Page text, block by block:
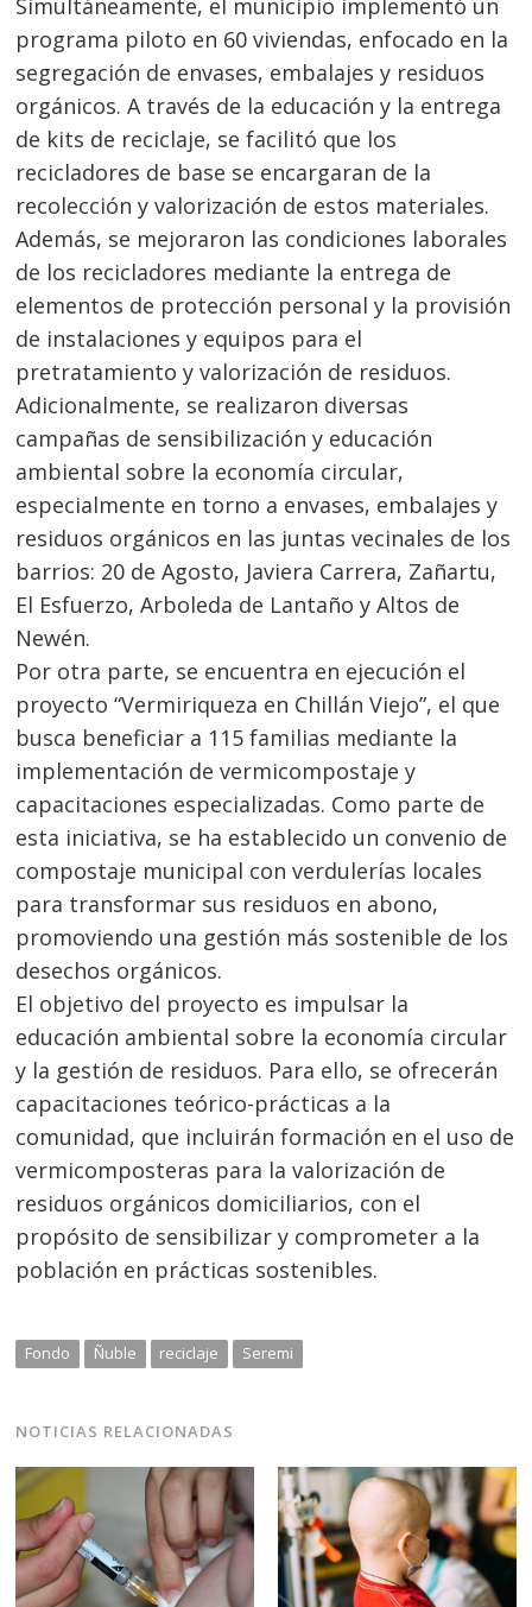
Simultáneamente, el municipio implementó un
programa piloto en 60 viviendas, enfocado en la
segregación de envases, embalajes y residuos
orgánicos. A través de la educación y la entrega
de kits de reciclaje, se facilitó que los
recicladores de base se encargaran de la
recolección y valorización de estos materiales.
Además, se mejoraron las condiciones laborales
de los recicladores mediante la entrega de
elementos de protección personal y la provisión
de instalaciones y equipos para el
pretratamiento y valorización de residuos.
Adicionalmente, se realizaron diversas
campañas de sensibilización y educación
ambiental sobre la economía circular,
especialmente en torno a envases, embalajes y
residuos orgánicos en las juntas vecinales de los
barrios: 20 de Agosto, Javiera Carrera, Zañartu,
El Esfuerzo, Arboleda de Lantaño y Altos de
Newén.
Por otra parte, se encuentra en ejecución el
proyecto “Vermiriqueza en Chillán Viejo”, el que
busca beneficiar a 115 familias mediante la
implementación de vermicompostaje y
capacitaciones especializadas. Como parte de
esta iniciativa, se ha establecido un convenio de
compostaje municipal con verdulerías locales
para transformar sus residuos en abono,
promoviendo una gestión más sostenible de los
desechos orgánicos.
El objetivo del proyecto es impulsar la
educación ambiental sobre la economía circular
y la gestión de residuos. Para ello, se ofrecerán
capacitaciones teórico-prácticas a la
comunidad, que incluirán formación en el uso de
vermicomposteras para la valorización de
residuos orgánicos domiciliarios, con el
propósito de sensibilizar y comprometer a la
población en prácticas sostenibles.
Fondo Ñuble reciclaje Seremi
NOTICIAS RELACIONADAS